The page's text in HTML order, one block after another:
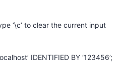
‘\c’ to clear the current input
IDENTIFIED BY ‘123456’;